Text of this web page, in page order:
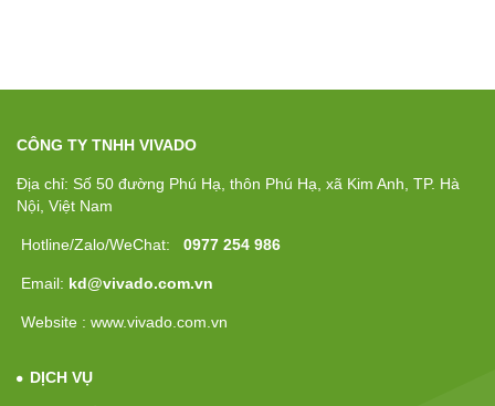
CÔNG TY TNHH VIVADO
Địa chỉ: Số 50 đường Phú Hạ, thôn Phú Hạ, xã Kim Anh, TP. Hà
Nội, Việt Nam
Hotline/Zalo/WeChat: 0977 254 986
Email: kd@vivado.com.vn
Website : www.vivado.com.vn
DỊCH VỤ